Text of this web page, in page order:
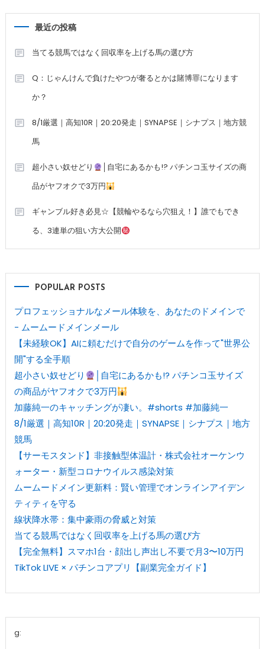
最近の投稿
当てる競馬ではなく回収率を上げる馬の選び方
Q：じゃんけんで負けたやつが奢るとかは賭博罪になります
か？
8/1厳選｜高知10R｜20:20発走｜SYNAPSE｜シナプス｜地方競
馬
超小さい奴せどり
│自宅にあるかも!? パチンコ玉サイズの商
品がヤフオクで3万円
ギャンブル好き必見☆【競輪やるなら穴狙え！】誰でもでき
る、3連単の狙い方大公開
POPULAR POSTS
プロフェッショナルなメール体験を、あなたのドメインで
- ムームードメインメール
【未経験OK】AIに頼むだけで自分のゲームを作って"世界公
開"する全手順
超小さい奴せどり
│自宅にあるかも!? パチンコ玉サイズ
の商品がヤフオクで3万円
加藤純一のキャッチングが凄い。#shorts #加藤純一
8/1厳選｜高知10R｜20:20発走｜SYNAPSE｜シナプス｜地方
競馬
【サーモスタンド】非接触型体温計・株式会社オーケンウ
ォーター・新型コロナウイルス感染対策
ムームードメイン更新料：賢い管理でオンラインアイデン
ティティを守る
線状降水帯：集中豪雨の脅威と対策
当てる競馬ではなく回収率を上げる馬の選び方
【完全無料】スマホ1台・顔出し声出し不要で月3〜10万円
TikTok LIVE × パチンコアプリ【副業完全ガイド】
g: